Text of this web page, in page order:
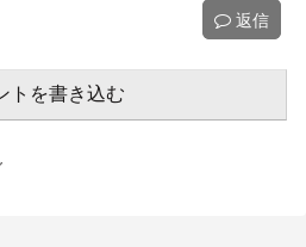
返信
トを書き込む